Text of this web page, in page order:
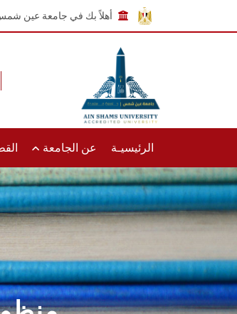
أهلاً بك في جامعة عين
الرئيسيـة عن الجامعة